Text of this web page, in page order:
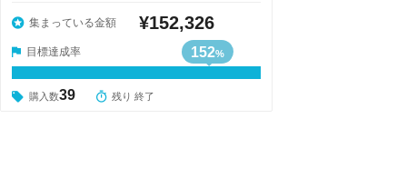
集まっている金額 ¥152,326
目標達成率 152%
購入数39 残り 終了